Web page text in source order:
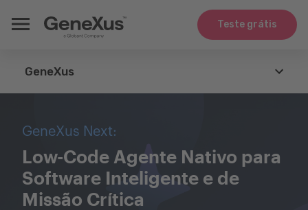
Teste grátis
GeneXus
Tecnologias
GeneXus Next:
Low-Code Agente Nativo para
Software Inteligente e de
Missão Crítica